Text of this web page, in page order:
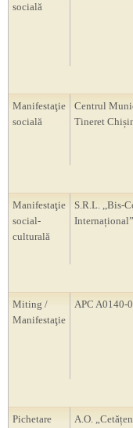
socială
Manifestaţie
socială
Centrul
Tineret
Manifestaţie
social-
culturală
S.R.L. ,,Bis-
Internațional”
Miting /
Manifestaţie
APC A0140-
Pichetare
A.O.